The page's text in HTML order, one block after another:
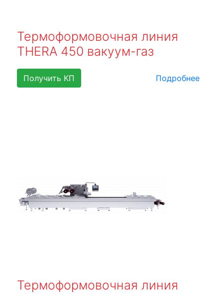
Термоформовочная линия
THERA 450 вакуум-газ
Получить КП Подробнее
Термоформовочная линия